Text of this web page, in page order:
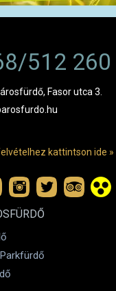
512 260
Fasor utca 3.
kattintson ide »